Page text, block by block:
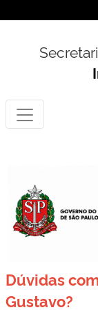
Dúvidas
Gustavo?